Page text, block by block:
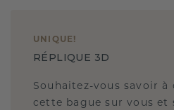
UNIQUE !
RÉPLIQUE 3D
Souhaitez-vous savoir
cette bague sur vous et